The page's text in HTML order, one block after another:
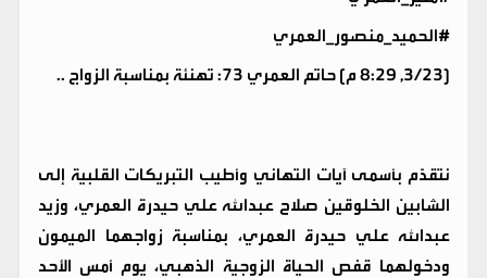
#الحميد_منصور_العمري
[23/‏3, 8:29 م] حاتم العمري 73: تهنئة بمناسبة الزواج ..
نتقدّم بأسمى آيات التهاني وأطيب التبريكات القلبية إلى
الشابين الخلوقين صلاح عبدالله علي حيدرة العمري، وزيد
عبدالله علي حيدرة العمري، بمناسبة زواجهما الميمون
ودخولهما قفص الحياة الزوجية الذهبي، يوم أمس الأحد